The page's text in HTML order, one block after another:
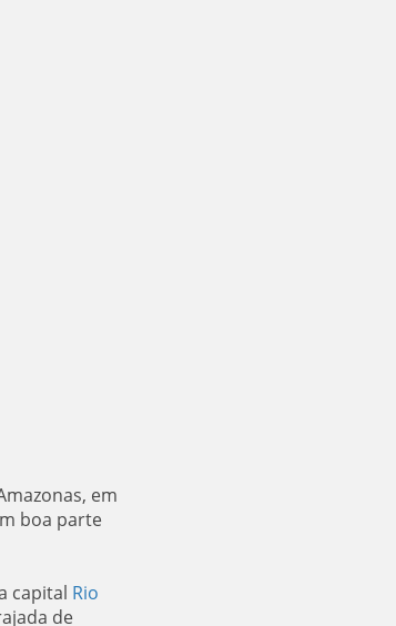
em
boa parte
capital Rio
de